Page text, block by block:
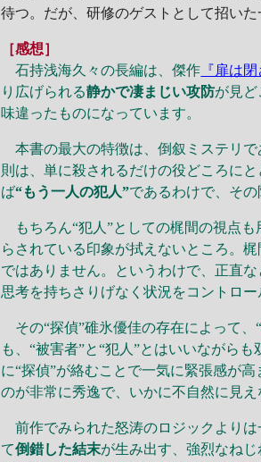
待つ。だが、研修のゲストとして招い
［感想］
石持浅海久々の長編は、傑作 『扉は
り広げられる静かで凄まじい攻防が見ど
味違ったものになっています。
本書の最大の特徴は、倒叙ミステリで
則は、単に殺されるだけの役どころに
ば“もう一人の犯人”であるわけで、そ
もちろん“犯人”としての梶間の視点
らされている印象が拭えないところ。
ではありません。というわけで、正直
思考を持ちさりげなく状況をコントロ
その“探偵”碓氷優佳の存在によって、
も、“被害者”と“犯人”とはいいながら
に“探偵”が絡むことで一気に緊張感が
のが非常に秀逸で、いかに不自然に見
前作でみられた怒涛のロジックよりは
て倒錯した結末が生み出す、強烈なね